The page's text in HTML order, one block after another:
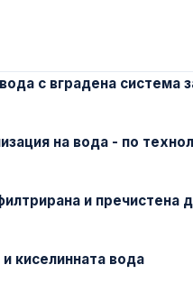
с вградена система
на вода - по
и пречистена
киселинната вода